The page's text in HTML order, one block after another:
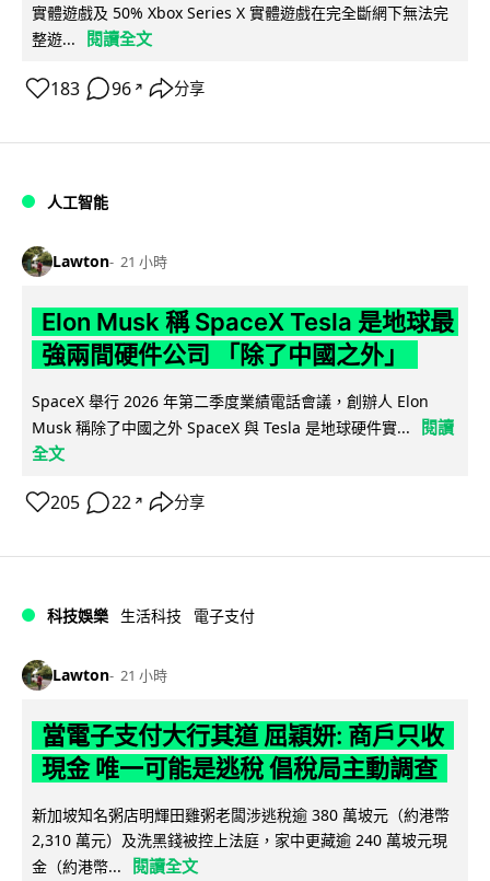
實體遊戲及 50% Xbox Series X 實體遊戲在完全斷網下無法完
整遊...
閱讀全文
183 96 ↗ 分享
人工智能
Lawton 21 小時
Elon Musk 稱 SpaceX Tesla 是地球最
強兩間硬件公司 「除了中國之外」
SpaceX 舉行 2026 年第二季度業績電話會議，創辦人 Elon
Musk 稱除了中國之外 SpaceX 與 Tesla 是地球硬件實...
閱讀
全文
205 22 ↗ 分享
科技娛樂 生活科技 電子支付
Lawton 21 小時
當電子支付大行其道 屈穎妍: 商戶只收
現金 唯一可能是逃稅 倡稅局主動調查
新加坡知名粥店明輝田雞粥老闆涉逃稅逾 380 萬坡元（約港幣
2,310 萬元）及洗黑錢被控上法庭，家中更藏逾 240 萬坡元現
金（約港幣...
閱讀全文